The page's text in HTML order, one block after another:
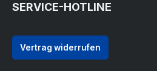
SERVICE-HOTLINE
Vertrag widerrufen